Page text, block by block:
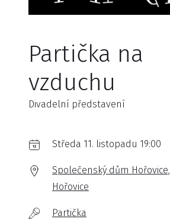
Partička na
vzduchu
Divadelní představení
Středa 11. listopadu 19:00
Společenský dům Hořovice,
Hořovice
Partička